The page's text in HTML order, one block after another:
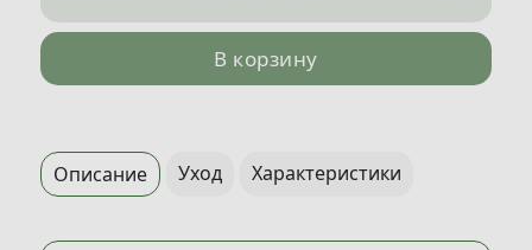
В корзину
Описание Уход Характеристики